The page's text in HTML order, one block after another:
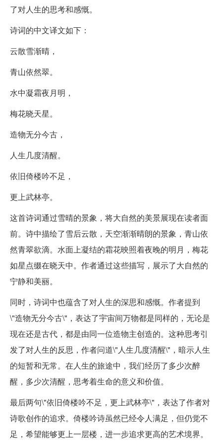
了对人生的思考和感慨。
诗词的中文译文如下：
云散雪渐晴，
青山依然翠。
水中凝霜夜月明，
梅花晓天星。
造物无分今古，
人生几度清醒。
依旧倚楼吟不足，
更上武林亭。
这首诗词通过雪晴的景象，将大自然的美景展现在读者面
前。诗中描绘了雪后云散，天空渐渐晴朗的景象，青山依
然青翠欲滴。水面上凝结的霜花映照着夜晚的明月，梅花
如星点缀在晓天中。作者通过这些描写，展示了大自然的
宁静和美丽。
同时，诗词中也蕴含了对人生的深思和感慨。作者提到
\"造物无分今古\"，表达了宇宙间万物都是同样的，无论是
现在还是古代，都是由同一位造物主创造的。这种思考引
发了对人生的反思，作者问道\"人生几度清醒\"，暗示人生
的短暂和无常。在人生的旅途中，我们经历了多少次醉
醒，多少次清醒，思考着生命的意义和价值。
最后两句\"依旧倚楼吟不足，更上武林亭\"，表达了作者对
诗歌创作的追求。倚楼吟诗虽然已经令人满足，但仍觉不
足，希望能够更上一层楼，进一步追求更高的艺术境界。